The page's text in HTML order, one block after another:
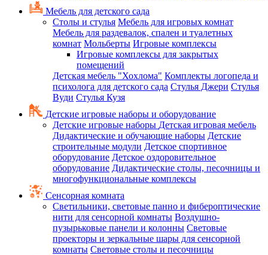
Мебель для детского сада
Столы и стулья Мебель для игровых комнат
Мебель для раздевалок, спален и туалетных
комнат Мольберты Игровые комплексы
Игровые комплексы для закрытых
помещений
Детская мебель "Хохлома" Комплекты логопеда и
психолога для детского сада Стулья Джери Стулья
Вуди Стулья Кузя
Детские игровые наборы и оборудование
Детские игровые наборы Детская игровая мебель
Дидактические и обучающие наборы Детские
строительные модули Детское спортивное
оборудование Детское оздоровительное
оборудование Дидактические столы, песочницы и
многофункциональные комплексы
Сенсорная комната
Светильники, световые панно и фибероптические
нити для сенсорной комнаты Воздушно-
пузырьковые панели и колонны Световые
проекторы и зеркальные шары для сенсорной
комнаты Световые столы и песочницы